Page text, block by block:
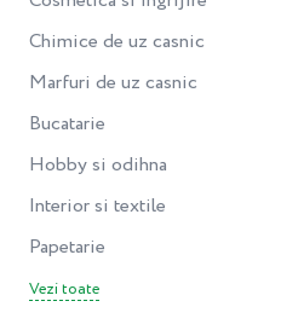
Chimice de uz casnic
Marfuri de uz casnic
Bucatarie
Hobby si odihna
Interior si textile
Papetarie
Vezi toate